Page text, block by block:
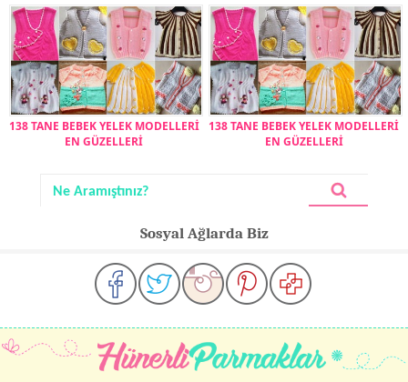
138 TANE BEBEK YELEK MODELLERİ
EN GÜZELLERİ
138 TANE BEBEK YELEK MODELLERİ
EN GÜZELLERİ
Sosyal Ağlarda Biz